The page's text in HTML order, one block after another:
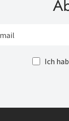
Ich